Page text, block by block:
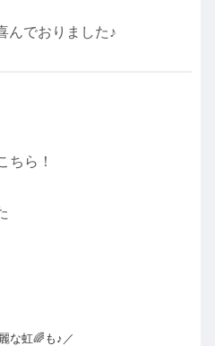
んでおりました♪
ちら！
な虹🌈も♪／